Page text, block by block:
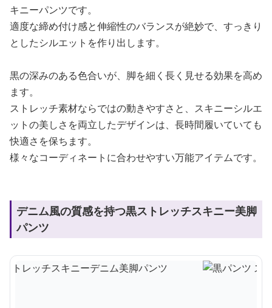
キニーパンツです。
適度な締め付け感と伸縮性のバランスが絶妙で、すっきり
としたシルエットを作り出します。
黒の深みのある色合いが、脚を細く長く見せる効果を高め
ます。
ストレッチ素材ならではの動きやすさと、スキニーシルエ
ットの美しさを両立したデザインは、長時間履いていても
快適さを保ちます。
様々なコーディネートに合わせやすい万能アイテムです。
デニム風の質感を持つ黒ストレッチスキニー美脚
パンツ